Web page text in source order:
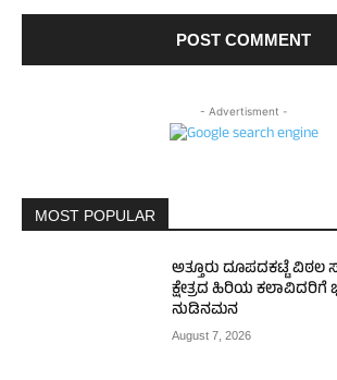
- Advertisment -
MOST POPULAR
ಅತ್ತೂರು ದೂಪದಕಟ್ಟೆ ವಿಠಲ
ಕ್ಷೇತ್ರದ ಹಿರಿಯ
ನುಡಿನಮನ
August 7, 2026